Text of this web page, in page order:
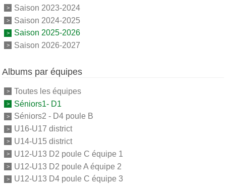
Saison 2023-2024
Saison 2024-2025
Saison 2025-2026
Saison 2026-2027
Albums par équipes
Toutes les équipes
Séniors1- D1
Séniors2 - D4 poule B
U16-U17 district
U14-U15 district
U12-U13 D2 poule C équipe 1
U12-U13 D2 poule A équipe 2
U12-U13 D4 poule C équipe 3